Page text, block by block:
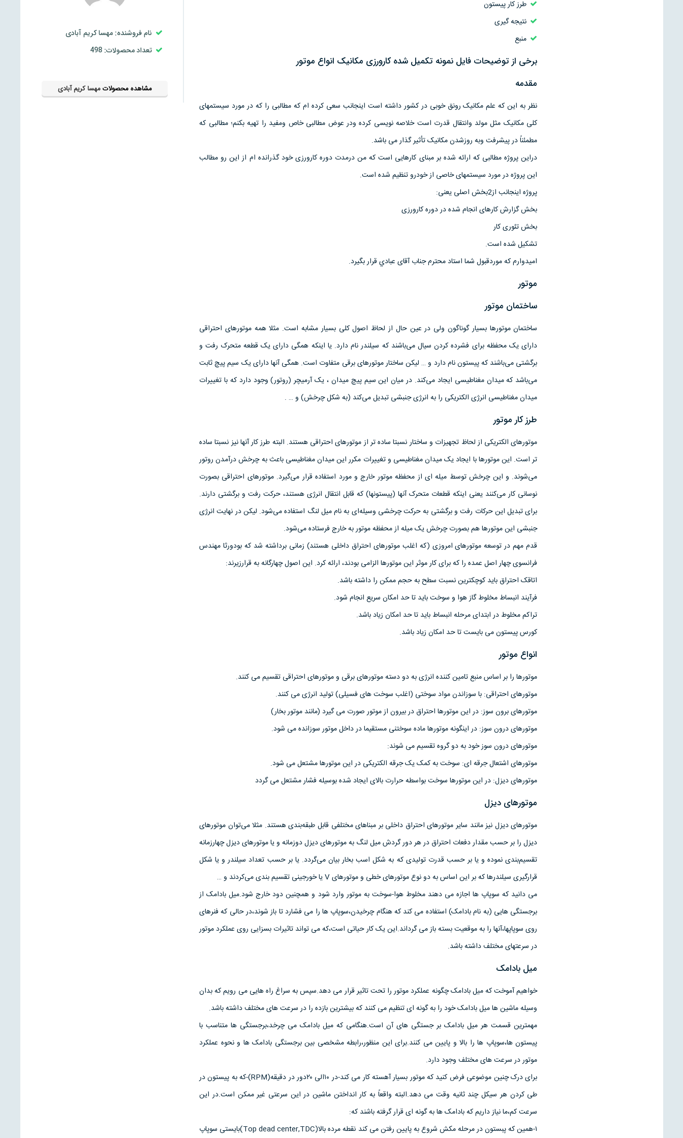
طرز کار پیستون
نتیجه گیری
منبع
برخی از توضیحات فایل نمونه تکمیل شده کارورزی مکانیک انواع موتور
مقدمه
نظر به این که علم مکانیک رونق خوبی در کشور داشته است اینجانب سعی کرده ام که مطالبی را که در مورد سیستمهای
کلی مکانیک مثل مولد وانتقال قدرت است خلاصه نویسی کرده ودر عوض مطالبی خاص ومفید را تهیه بکنم؛ مطالبی که
مطمئناً در پیشرفت وبه روزشدن مکانیک تأثیر گذار می باشد.
دراین پروژه مطالبی که ارائه شده بر مبنای کارهایی است که من درمدت دوره کارورزی خود گذرانده ام از این رو مطالب
این پروژه در مورد سیستمهای خاصی از خودرو تنظیم شده است.
پروژه اینجانب از2بخش اصلی یعنی:
بخش گزارش کارهای انجام شده در دوره کارورزی
بخش تئوری کار
تشکیل شده است.
امیدوارم که موردقبول شما استاد محترم جناب آقای عبادي قرار بگیرد.
موتور
ساختمان موتور
ساختمان موتورها بسیار گوناگون ولی در عین حال از لحاظ اصول کلی بسیار مشابه است. مثلا همه موتورهای احتراقی
دارای یک محفظه برای فشرده کردن سیال می‌باشند که سیلندر نام دارد. یا اینکه همگی دارای یک قطعه متحرک رفت و
برگشتی می‌باشند که پیستون نام دارد و … لیکن ساختار موتورهای برقی متفاوت است. همگی آنها دارای یک سیم پیچ ثابت
می‌باشد که میدان مغناطیسی ایجاد می‌کند. در میان این سیم پیچ میدان ، یک آرمیچر (روتور) وجود دارد که با تغییرات
میدان مغناطیسی انرژی الکتریکی را به انرژی جنبشی تبدیل می‌کند (به شکل چرخش) و … .
طرز کار موتور
موتورهای الکتریکی از لحاظ تجهیزات و ساختار نسبتا ساده تر از موتورهای احتراقی هستند. البته طرز کار آنها نیز نسبتا ساده
تر است. این موتورها با ایجاد یک میدان مغناطیسی و تغییرات مکرر این میدان مغناطیسی باعث به چرخش درآمدن روتور
می‌شوند. و این چرخش توسط میله ای از محفظه موتور خارج و مورد استفاده قرار می‌گیرد. موتورهای احتراقی بصورت
نوسانی کار می‌کنند یعنی اینکه قطعات متحرک آنها (پیستونها) که قابل انتقال انرژی هستند، حرکت رفت و برگشتی دارند.
برای تبدیل این حرکات رفت و برگشتی به حرکت چرخشی وسیله‌ای به‌ نام میل لنگ استفاده می‌شود. لیکن در نهایت انرژی
جنبشی این موتورها هم بصورت چرخش یک میله از محفظه موتور به خارج فرستاده می‌شود.
قدم مهم در توسعه موتورهای امروزی (که اغلب موتورهای احتراق داخلی هستند) زمانی برداشته شد که بودورثا مهندس
فرانسوی چهار اصل عمده را که برای کار موثر این موتورها الزامی بودند، ارائه کرد. این اصول چهارگانه به قرارزیرند:
اتاقک احتراق باید کوچکترین نسبت سطح به حجم ممکن را داشته باشد.
فرآیند انبساط مخلوط گاز هوا و سوخت باید تا حد امکان سریع انجام شود.
تراکم مخلوط در ابتدای مرحله انبساط باید تا حد امکان زیاد باشد.
کورس پیستون می بایست تا حد امکان زیاد باشد.
انواع موتور
موتورها را بر اساس منبع تامین کننده انرژی به دو دسته موتورهای برقی و موتورهای احتراقی تقسیم می کنند.
موتورهای احتراقی: با سوزاندن مواد سوختی (اغلب سوخت های فسیلی) تولید انرژی می کنند.
موتورهای برون سوز: در این موتورها احتراق در بیرون از موتور صورت می گیرد (مانند موتور بخار)
موتورهای درون سوز: در اینگونه موتورها ماده سوختنی مستقیما در داخل موتور سوزانده می شود.
موتورهای درون سوز خود به دو گروه تقسیم می شوند:
موتورهای اشتعال جرقه ای: سوخت به کمک یک جرقه الکتریکی در این موتورها مشتعل می شود.
موتورهای دیزل: در این موتورها سوخت بواسطه حرارت بالای ایجاد شده بوسیله فشار مشتعل می گردد
موتورهای دیزل
موتورهای دیزل نیز مانند سایر موتورهای احتراق داخلی بر مبناهای مختلفی قابل طبقه‌بندی هستند. مثلا می‌توان موتورهای
دیزل را بر حسب مقدار دفعات احتراق در هر دور گردش میل لنگ به موتورهای دیزل دوزمانه و یا موتورهای دیزل چهارزمانه
تقسیم‌بندی نموده و یا بر حسب قدرت تولیدی که به شکل اسب بخار بیان می‌گردد. یا بر حسب تعداد سیلندر و یا شکل
قرارگیری سیلندرها که بر این اساس به دو نوع موتورهای خطی و موتورهای V یا خورجینی تقسیم بندی می‌کردند و …
می دانید که سوپاپ ها اجازه می دهند مخلوط هوا-سوخت به موتور وارد شود و همچنین دود خارج شود.میل بادامک از
برجستگی هایی (به نام بادامک) استفاده می کند که هنگام چرخیدن،سوپاپ ها را می فشارد تا باز شوند،در حالی که فنرهای
روی سوپاپها،آنها را به موقعیت بسته باز می گرداند.این یک کار حیاتی است،که می تواند تاثیرات بسزایی روی عملکرد موتور
در سرعتهای مختلف داشته باشد.
میل بادامک
خواهیم آموخت که میل بادامک چگونه عملکرد موتور را تحت تاثیر قرار می دهد.سپس به سراغ راه هایی می رویم که بدان
وسیله ماشین ها میل بادامک خود را به گونه ای تنظیم می کنند که بیشترین بازده را در سرعت های مختلف داشته باشد.
مهمترین قسمت هر میل بادامک بر جستگی های آن است.هنگامی که میل بادامک می چرخد،برجستگی ها متناسب با
پیستون ها،سوپاپ ها را بالا و پایین می کنند.برای این منظور،رابطه مشخصی بین برجستگی بادامک ها و نحوه عملکرد
موتور در سرعت های مختلف وجود دارد.
برای درک چنین موضوعی فرض کنید که موتور بسیار آهسته کار می کند-در ١٠الی ٢٠دور در دقیقه(RPM)-که به پیستون در
طی کردن هر سیکل چند ثانیه وقت می دهد.البته واقعاً به کار انداختن ماشین در این سرعتی غیر ممکن است.در این
سرعت کم،ما نیاز داریم که بادامک ها به گونه ای قرار گرفته باشند که:
١-همین که پبستون در مرحله مکش شروع به پایین رفتن می کند نقطه مرده بالا(Top dead center,TDC)بایستی سوپاپ
نام فروشنده: مهسا کریم آبادی
تعداد محصولات: 498
مشاهده محصولاتمهسا کریم آبادی